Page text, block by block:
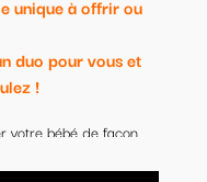
unique à offrir ou
duo pour vous et
!
votre bébé de façon